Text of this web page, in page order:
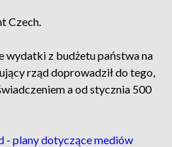
Czech.
wydatki z budżetu państwa na
rząd doprowadził do tego,
a od stycznia 500
- plany dotyczące mediów